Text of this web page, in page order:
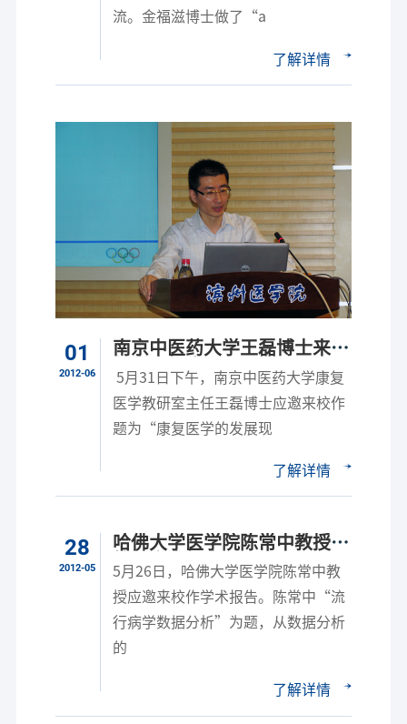
流。金福滋博士做了“a
了解详情
01
2012-06
南京中医药大学王磊博士来校
作学术报告
5月31日下午，南京中医药大学康复
医学教研室主任王磊博士应邀来校作
题为“康复医学的发展现
了解详情
28
2012-05
哈佛大学医学院陈常中教授来
校作学术报告
5月26日，哈佛大学医学院陈常中教
授应邀来校作学术报告。陈常中“流
行病学数据分析”为题，从数据分析
的
了解详情